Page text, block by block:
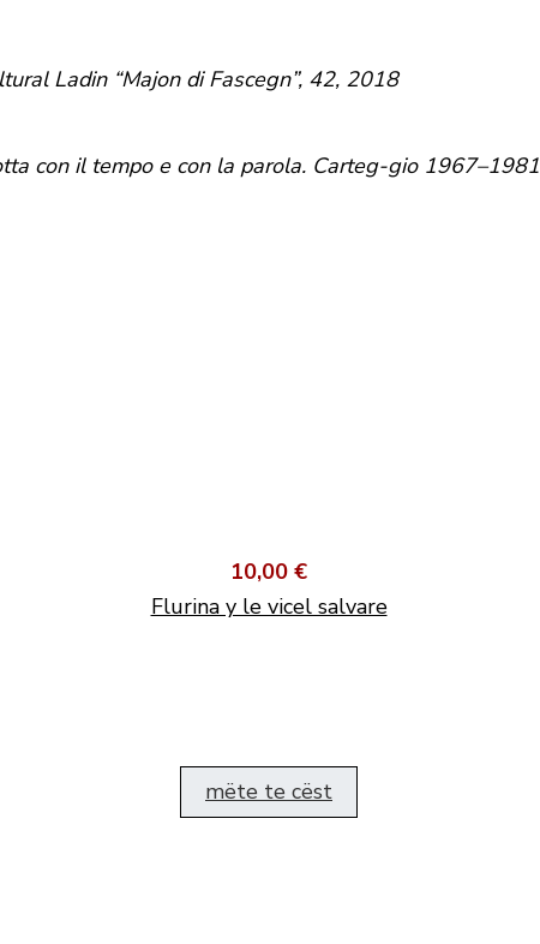
Ladin “Majon di Fascegn”, 42, 2018
con il tempo e con la parola. Carteg-gio 1967–1981
10,00 €
Flurina y le vicel salvare
mëte te cëst